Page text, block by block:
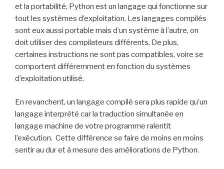
et la portabilité, Python est un langage qui fonctionne sur
tout les systèmes d’exploitation. Les langages compilés
sont eux aussi portable mais d’un système à l’autre, on
doit utiliser des compilateurs différents. De plus,
certaines instructions ne sont pas compatibles, voire se
comportent différemment en fonction du systèmes
d’exploitation utilisé.
En revanchent, un langage compilé sera plus rapide qu’un
langage interprété car la traduction simultanée en
langage machine de votre programme ralentit
l’exécution. Cette différence se faire de moins en moins
sentir au dur et à mesure des améliorations de Python.